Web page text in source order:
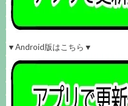
▼Android版はこちら▼